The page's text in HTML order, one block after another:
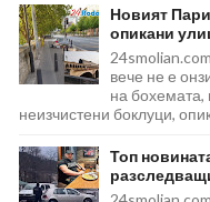
Новият
опикани
вече не е
на бохемата,
неизчистени боклуци,
Топ